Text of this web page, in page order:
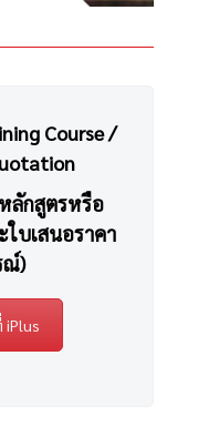
Course /
ลักสูตรหรือ
บเสนอราคา
ณ์)
iPlus